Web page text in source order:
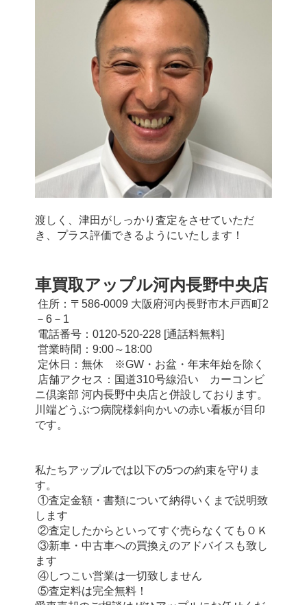
渡しく、津田がしっかり査定をさせていただ
き、プラス評価できるようにいたします！
車買取アップル河内長野中央店
－6－1
電話番号：0120-520-228 [通話料無料]
営業時間：9:00～18:00
定休日：無休　※GW・お盆・年末年始を除く
ニ倶楽部 河内長野中央店と併設しております。
川端どうぶつ病院様斜向かいの赤い看板が目印
です。
私たちアップルでは以下の5つの約束を守りま
す。
します
②査定したからといってすぐ売らなくてもＯＫ
ます
④しつこい営業は一切致しません
⑤査定料は完全無料！